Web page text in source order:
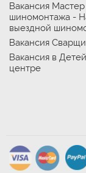
Вакансия Мастер
шиномонтажа -
выездной
Вакансия
Вакансия в
центре